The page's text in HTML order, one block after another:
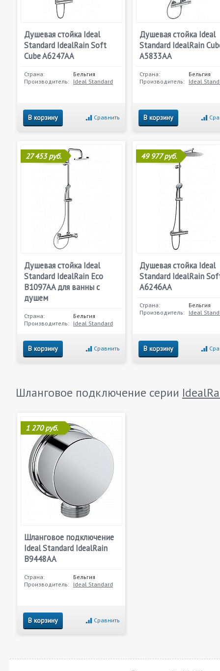
Душевая стойка Ideal
Standard IdealRain Soft
Cube A6247AA
Страна:
Бельгия
Производитель: Ideal Standard
В корзину Сравнить
Душевая стойка Ideal
Standard IdealRain
A5833AA
Страна:
Бельгия
Производитель: Ideal
В корзину
27 453 руб.
Душевая стойка Ideal
Standard IdealRain Eco
B1097AA для ванны с
душем
Страна:
Бельгия
Производитель: Ideal Standard
В корзину Сравнить
49 977 руб.
Душевая стойка Ideal
Standard IdealRain
A6246AA
Страна:
Бельгия
Производитель: Ideal
В корзину
Шланговое подключение серии
1 270 руб.
Шланговое подключение
Ideal Standard IdealRain
B9448AA
Страна:
Бельгия
Производитель: Ideal Standard
В корзину Сравнить